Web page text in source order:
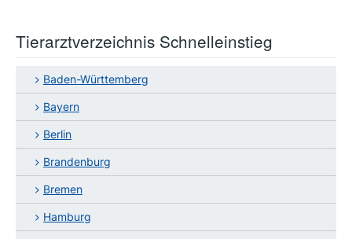
Tierarztverzeichnis Schnelleinstieg
Baden-Württemberg
Bayern
Berlin
Brandenburg
Bremen
Hamburg